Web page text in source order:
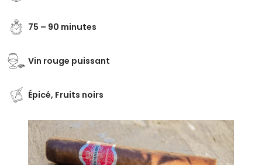
75 – 90 minutes
Vin rouge puissant
Épicé, Fruits noirs